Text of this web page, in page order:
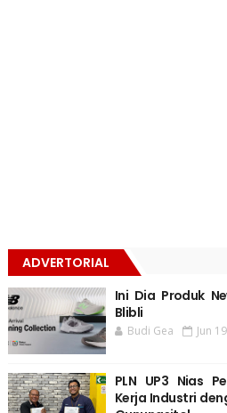
ADVERTORIAL
Ini Dia Produk
Blibli
Budi Gea Jun
PLN UP3 Nias
Kerja Industri